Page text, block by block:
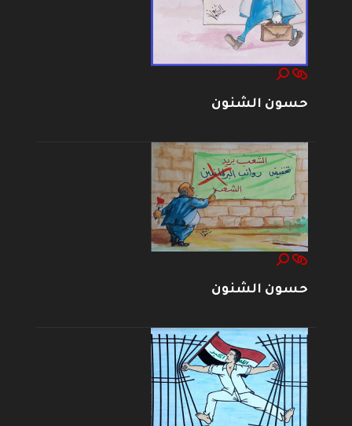
حسون الشنون
حسون الشنون